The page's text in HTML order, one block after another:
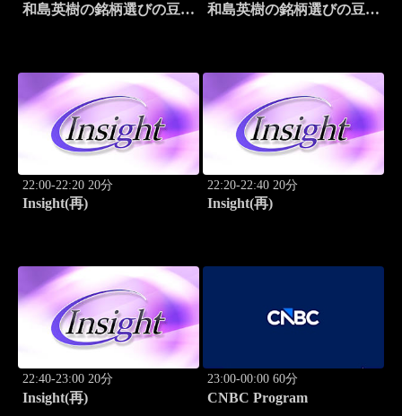
和島英樹の銘柄選びの豆知
和島英樹の銘柄選びの豆知
22:00-22:20 20分
Insight(再)
22:20-22:40 20分
Insight(再)
22:40-23:00 20分
Insight(再)
23:00-00:00 60分
CNBC Program